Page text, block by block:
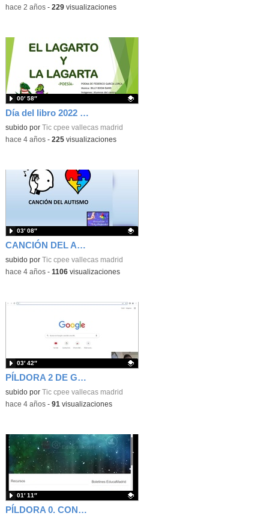
-hace 2 años- 229visualizaciones
Día del libro 2022 El lagarto y la lagarta
Contenido educativo.
subido por Tic cpee vallecas madrid
00′ 58″
-hace 4 años- 225visualizaciones
CANCIÓN DEL AUTISMO CPEE VALLECAS 2022
Contenido educativo.
subido por Tic cpee vallecas madrid
03′ 08″
-hace 4 años- 1106visualizaciones
PÍLDORA 2 DE GOOGLE. VERIFICAR CÓDIGO DE CENTRO
Contenido educativo.
subido por Tic cpee vallecas madrid
03′ 42″
-hace 4 años- 91 visualizaciones
PÍLDORA 0. CONOCE LAS DIRECTRICES DE USO Y LA POLÍTICA DE PRIVACIDAD
01′ 11″